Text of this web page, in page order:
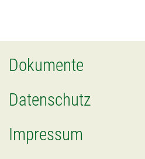
Dokumente
Datenschutz
Impressum